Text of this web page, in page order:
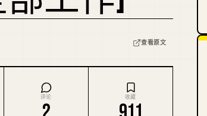
查看原文
评论 收藏